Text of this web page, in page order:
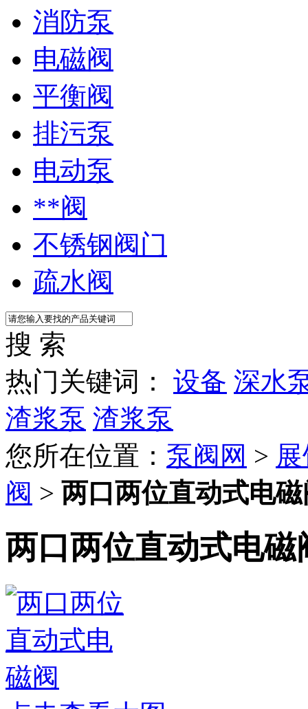
消防泵
电磁阀
平衡阀
排污泵
电动泵
**阀
不锈钢阀门
疏水阀
搜 索
热门关键词： 设备 深水
渣浆泵 渣浆泵
您所在位置： 泵阀网 >
阀 > 两口两位直动式电
两口两位直动式电磁